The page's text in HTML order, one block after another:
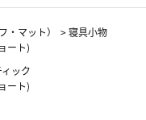
・マット） >寝具小物
ート)
ック
ート)